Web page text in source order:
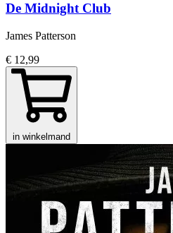
De Midnight Club
James Patterson
€ 12,99
in winkelmand